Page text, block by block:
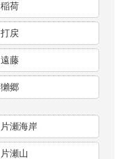
稲荷
打戻
遠藤
獺郷
片瀬海岸
片瀬山